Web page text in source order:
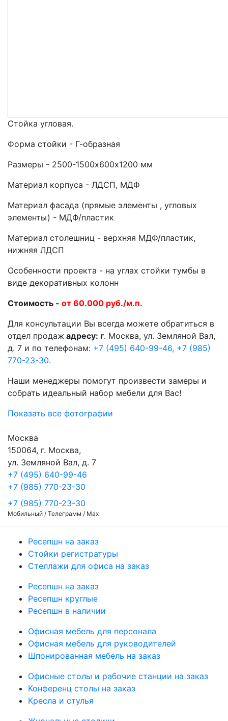
Стойка угловая.
Форма стойки - Г-образная
Размеры - 2500-1500х600х1200 мм
Материал корпуса - ЛДСП, МДФ
Материал фасада (прямые элементы , угловых
элементы) - МДФ/пластик
Материал столешниц - верхняя МДФ/пластик,
нижняя ЛДСП
Особенности проекта - на углах стойки тумбы в
виде декоративных колонн
Стоимость - от 60.000 руб./м.п.
Для консультации Вы всегда можете обратиться в
отдел продаж адресу: г. Москва, ул. Земляной Вал,
д. 7 и по телефонам: +7 (495) 640-99-46, +7 (985)
770-23-30.
Наши менеджеры помогут произвести замеры и
собрать идеальный набор мебели для Вас!
Показать все фотографии
Москва
150064, г. Москва,
ул. Земляной Вал, д. 7
+7 (495) 640-99-46
+7 (985) 770-23-30
+7 (985) 770-23-30
Мобильный / Телеграмм / Max
Ресепшн на заказ
Стойки регистратуры
Стеллажи для офиса на заказ
Ресепшн на заказ
Ресепшн круглые
Ресепшн в наличии
Офисная мебель для персонала
Офисная мебель для руководителей
Шпонированная мебель на заказ
Офисные столы и рабочие станции на заказ
Конференц столы на заказ
Кресла и стулья